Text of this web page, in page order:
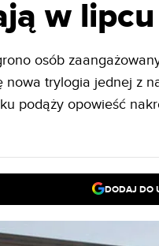
w lipcu
osób
nowa trylogia jednej z
podąży opowieść
DODAJ DO